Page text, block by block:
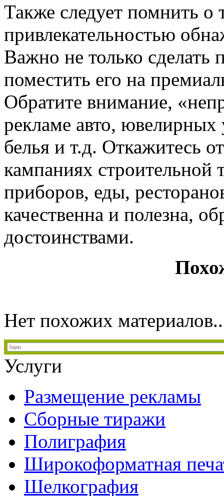
Также следует помнить о
привлекательностью
Важно не только сделать
поместить его на
Обратите внимание,
рекламе авто,
белья и т.д. Откажитесь
кампаниях строительной
приборов, еды,
качественна и полезна,
достоинствами.
Нет похожих
Услуги
Размещение рекламы
Сборные тиражи
Полиграфия
Широкоформатная
Шелкография